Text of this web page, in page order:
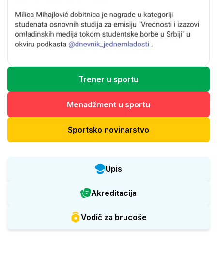
Trener u sportu
Menadžment u sportu
Sportsko novinarstvo
Upis
Akreditacija
Vodič za brucoše